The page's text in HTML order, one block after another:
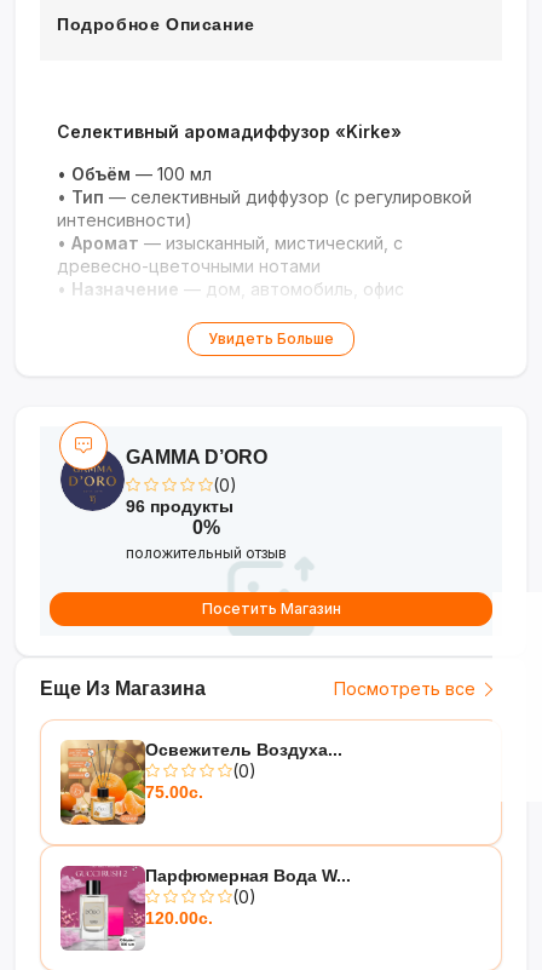
Подробное Описание
Селективный аромадиффузор «Kirke»
• Объём — 100 мл
• Тип — селективный диффузор (с регулировкой
интенсивности)
• Аромат — изысканный, мистический, с
древесно-цветочными нотами
• Назначение — дом, автомобиль, офис
Увидеть Больше
Еще Из Магазина Посмотреть все
Освежитель Воздуха...
(0)
75.00с.
Парфюмерная Вода W...
(0)
120.00с.
GAMMA D’ORO
(0)
96 продукты
0%
положительный отзыв
Посетить Магазин